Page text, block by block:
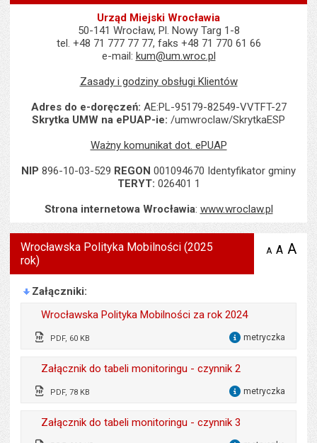
Urząd Miejski Wrocławia
50-141 Wrocław, Pl. Nowy Targ 1-8
tel. +48 71 777 77 77, faks +48 71 770 61 66
e-mail: kum@um.wroc.pl
Zasady i godziny obsługi Klientów
Adres do e-doręczeń: AE:PL-95179-82549-VVTFT-27
Skrytka UMW na ePUAP-ie: /umwroclaw/SkrytkaESP
Ważny komunikat dot. ePUAP
NIP 896-10-03-529 REGON 001094670 Identyfikator gminy
TERYT: 026401 1
Strona internetowa Wrocławia: www.wroclaw.pl
Wrocławska Polityka Mobilności (2025
rok)
A zmniejsz
A A
Załączniki
Wrocławska Polityka Mobilności za rok 2024
PDF, 60 KB metryczka
Odpowiedzialny za treść:
Monika Kozłowska -
Święconek
Data wytworzenia:
Opublikował w BIP:
Monika Florczak
Załącznik do tabeli monitoringu - czynnik 2
PDF, 78 KB metryczka
Odpowiedzialny za treść:
Monika Kozłowska -
Święconek
Załącznik do tabeli monitoringu - czynnik 3